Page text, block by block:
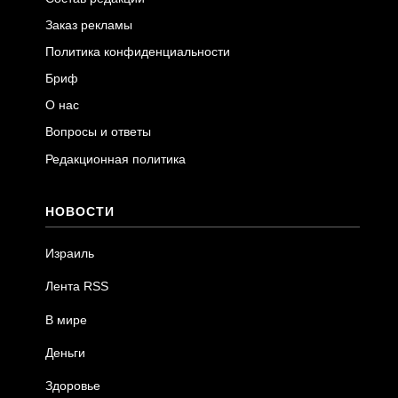
Заказ рекламы
Политика конфиденциальности
Бриф
О нас
Вопросы и ответы
Редакционная политика
НОВОСТИ
Израиль
Лента RSS
В мире
Деньги
Здоровье